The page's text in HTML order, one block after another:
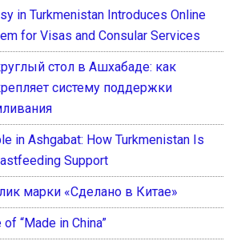
in Turkmenistan Introduces Online
for Visas and Consular Services
стол в Ашхабаде: как
систему поддержки
in Ashgabat: How Turkmenistan Is
Support
марки «Сделано в Китае»
“Made in China”